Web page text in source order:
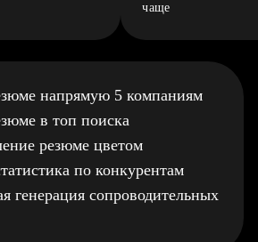
чаще
напрямую 5 компаниям
в топ поиска
резюме цветом
по конкурентам
генерация сопроводительных